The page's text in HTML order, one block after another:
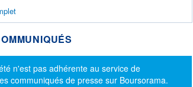
n'est pas adhérente au service de
communiqués de presse sur Boursorama.